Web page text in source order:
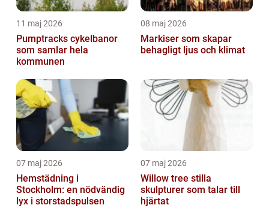
11 maj 2026
Pumptracks cykelbanor
som samlar hela
kommunen
08 maj 2026
Markiser som skapar
behagligt ljus och klimat
07 maj 2026
Hemstädning i
Stockholm: en nödvändig
lyx i storstadspulsen
07 maj 2026
Willow tree stilla
skulpturer som talar till
hjärtat